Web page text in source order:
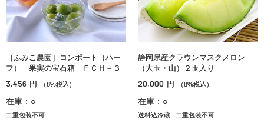
［ふみこ農園］コンポート（ハー
フ） 果実の宝石箱 ＦＣＨ－３
3,456 円 （8%税込）
在庫：○
二重包装不可
静岡県産クラウンマスクメロン
（大玉・山）２玉入り
20,000 円 （8%税込）
在庫：○
送料込冷蔵 二重包装不可